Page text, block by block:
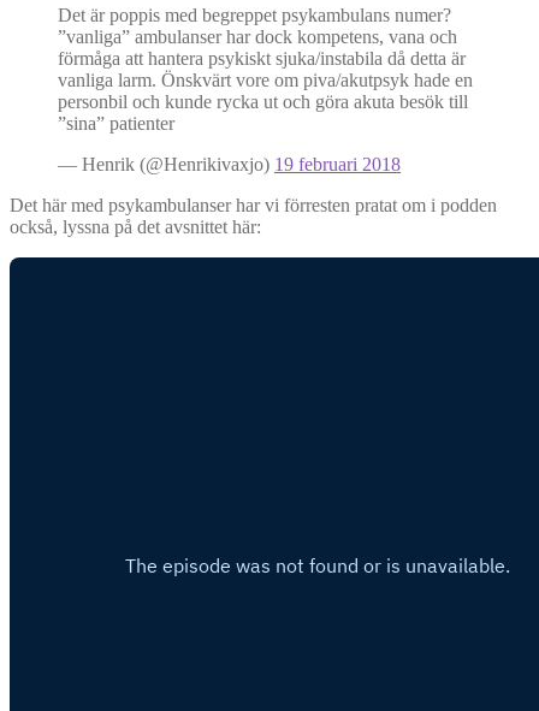
Det är poppis med begreppet psykambulans numer?
”vanliga” ambulanser har dock kompetens, vana och
förmåga att hantera psykiskt sjuka/instabila då detta är
vanliga larm. Önskvärt vore om piva/akutpsyk hade en
personbil och kunde rycka ut och göra akuta besök till
”sina” patienter
— Henrik (@Henrikivaxjo) 19 februari 2018
Det här med psykambulanser har vi förresten pratat om i podden
också, lyssna på det avsnittet här: